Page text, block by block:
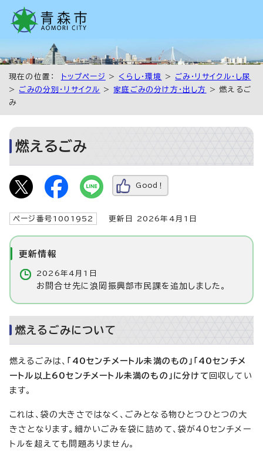
現在の位置： トップページ > くらし・環境 > ごみ・リサイクル・し尿
> ごみの分別・リサイクル > 家庭ごみの分け方・出し方
> 燃えるご
み
燃えるごみ
Good！
ページ番号1001952 更新日 2026年4月1日
更新情報
2026年4月1日
お問合せ先に浪岡振興部市民課を追加しました。
燃えるごみについて
燃えるごみは、 「40センチメートル未満のもの」「40センチメ
ートル以上60センチメートル未満のもの」に分けて 回収してい
ます。
これは、袋の大きさではなく、ごみとなる物ひとつひとつの大
きさとなります。細かいごみを袋に詰めて、袋が40センチメー
トルを超えても問題ありません。